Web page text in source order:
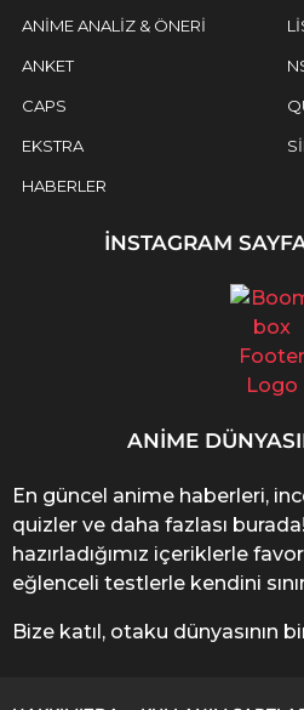
ANIME ANALIZ & ÖNERI
ANKET
CAPS
EKSTRA
HABERLER
İNSTAGRAM
ANIME
En güncel anime haberleri,
quizler ve daha fazlası
hazırladığımız içeriklerle
eğlenceli testlerle kendini
Bize katıl, otaku dünyasının